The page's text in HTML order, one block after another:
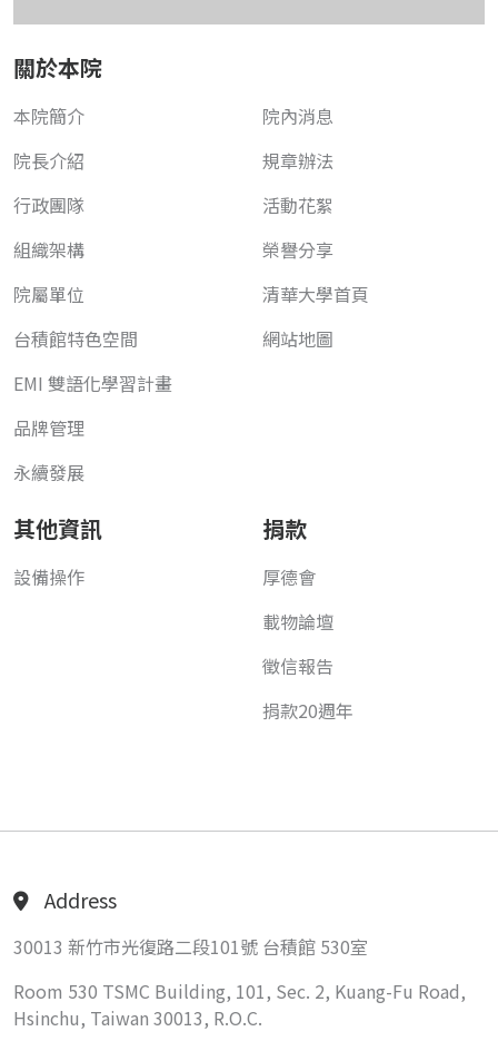
關於本院
本院簡介
院長介紹
行政團隊
組織架構
院屬單位
台積館特色空間
EMI 雙語化學習計畫
品牌管理
永續發展
院內消息
規章辦法
活動花絮
榮譽分享
清華大學首頁
網站地圖
其他資訊
設備操作
捐款
厚德會
載物論壇
徵信報告
捐款20週年
Address
30013 新竹市光復路二段101號 台積館 530室
Room 530 TSMC Building, 101, Sec. 2, Kuang-Fu Road,
Hsinchu, Taiwan 30013, R.O.C.